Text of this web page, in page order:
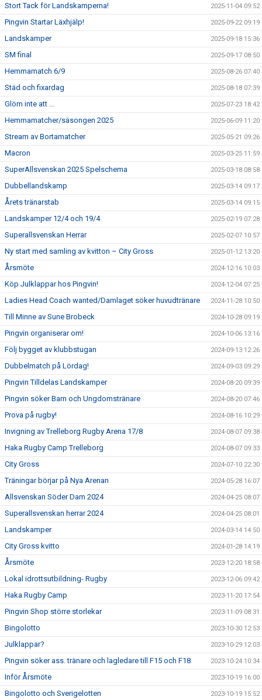
Stort Tack för Landskamperna! 2025-11-04 09:52
Pingvin Startar Läxhjälp! 2025-09-22 09:19
Landskamper 2025-09-18 15:36
SM final 2025-09-17 08:50
Hemmamatch 6/9 2025-08-26 07:40
Städ och fixardag 2025-08-18 07:39
Glöm inte att ... 2025-07-23 18:42
Hemmamatcher/säsongen 2025 2025-06-09 11:20
Stream av Bortamatcher 2025-05-21 09:26
Macron 2025-03-25 11:59
SuperAllsvenskan 2025 Spelschema 2025-03-18 08:58
Dubbellandskamp 2025-03-14 09:17
Årets tränarstab 2025-03-14 09:15
Landskamper 12/4 och 19/4 2025-02-19 07:28
Superallsvenskan Herrar 2025-02-07 10:57
Ny start med samling av kvitton – City Gross 2025-01-12 13:20
Årsmöte 2024-12-16 10:03
Köp Julklappar hos Pingvin! 2024-12-04 07:25
Ladies Head Coach wanted/Damlaget söker huvudtränare 2024-11-28 10:50
Till Minne av Sune Brobeck 2024-10-28 09:19
Pingvin organiserar om! 2024-10-06 13:16
Följ bygget av klubbstugan 2024-09-13 12:26
Dubbelmatch på Lördag! 2024-09-03 09:29
Pingvin Tilldelas Landskamper 2024-08-20 09:39
Pingvin söker Barn och Ungdomstränare 2024-08-20 07:46
Prova på rugby! 2024-08-16 10:29
Invigning av Trelleborg Rugby Arena 17/8 2024-08-07 09:38
Haka Rugby Camp Trelleborg 2024-08-07 09:33
City Gross 2024-07-10 22:30
Träningar börjar på Nya Arenan 2024-05-28 16:07
Allsvenskan Söder Dam 2024 2024-04-25 08:07
Superallsvenskan herrar 2024 2024-04-25 08:01
Landskamper 2024-03-14 14:50
City Gross kvitto 2024-01-28 14:19
Årsmöte 2023-12-20 18:58
Lokal idrottsutbildning- Rugby 2023-12-06 09:42
Haka Rugby Camp 2023-11-20 17:54
Pingvin Shop större storlekar 2023-11-09 08:31
Bingolotto 2023-10-30 12:53
Julklappar? 2023-10-29 12:03
Pingvin söker ass. tränare och lagledare till F15 och F18 2023-10-24 10:34
Inför Årsmöte 2023-10-19 16:00
Bingolotto och Sverigelotten 2023-10-19 15:52